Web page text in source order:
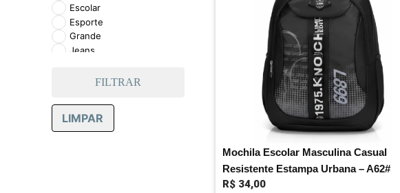
Escolar
Esporte
Grande
Jeans
Mochilas
Mochilas Femininas
FILTRAR
LIMPAR
Mochila Escolar Masculina Casual
Resistente Estampa Urbana – A62#
R$34,00